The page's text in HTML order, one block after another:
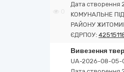
Дата створення
КОМУНАЛЬНЕ
РАЙОНУ
ЄДРПОУ:
Вивезення
UA-2026-08-05-